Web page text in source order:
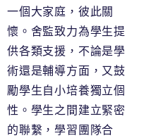
一個大家庭，彼此關
懷。舍監致力為學生提
供各類支援，不論是學
術還是輔導方面，又鼓
勵學生自小培養獨立個
性。學生之間建立緊密
的聯繫，學習團隊合